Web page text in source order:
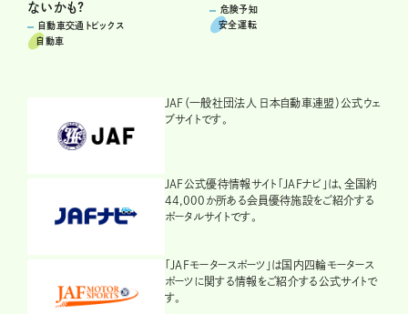
ないかも?
自動車交通トピックス
自動車
危険予知
安全運転
JAF（一般社団法人 日本自動車連盟）公式ウェ
ブサイトです。
JAF公式優待情報サイト「JAFナビ」は、全国約
44,000か所ある会員優待施設をご紹介する
ポータルサイトです。
「JAFモータースポーツ」は国内四輪モータース
ポーツに関する情報をご紹介する公式サイトで
す。